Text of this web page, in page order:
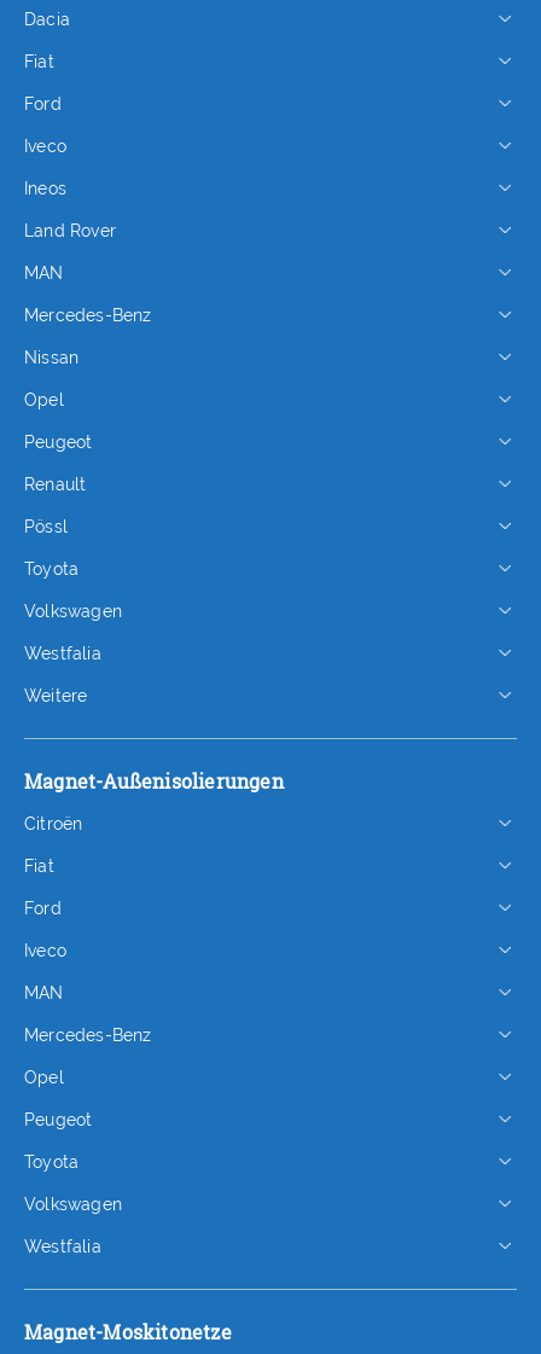
Dacia
Fiat
Ford
Iveco
Ineos
Land Rover
MAN
Mercedes-Benz
Nissan
Opel
Peugeot
Renault
Pössl
Toyota
Volkswagen
Westfalia
Weitere
Magnet-Außenisolierungen
Citroën
Fiat
Ford
Iveco
MAN
Mercedes-Benz
Opel
Peugeot
Toyota
Volkswagen
Westfalia
Magnet-Moskitonetze